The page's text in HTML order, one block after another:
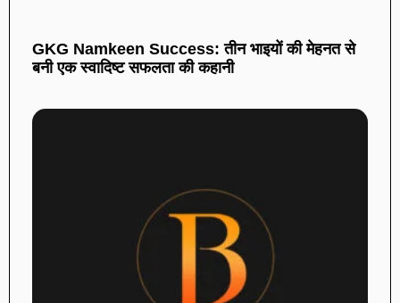
GKG Namkeen Success: तीन भाइयों की मेहनत से
बनी एक स्वादिष्ट सफलता की कहानी